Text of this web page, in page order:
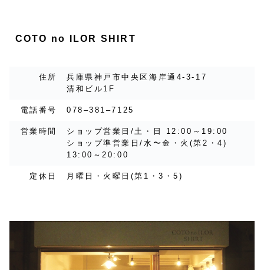
COTO no ILOR SHIRT
住所
兵庫県神戸市中央区海岸通4-3-17
清和ビル1F
電話番号 078–381–7125
営業時間
ショップ営業日/土・日 12:00～19:00
ショップ準営業日/水〜金・火(第2・4)
13:00～20:00
定休日 月曜日・火曜日(第1・3・5)